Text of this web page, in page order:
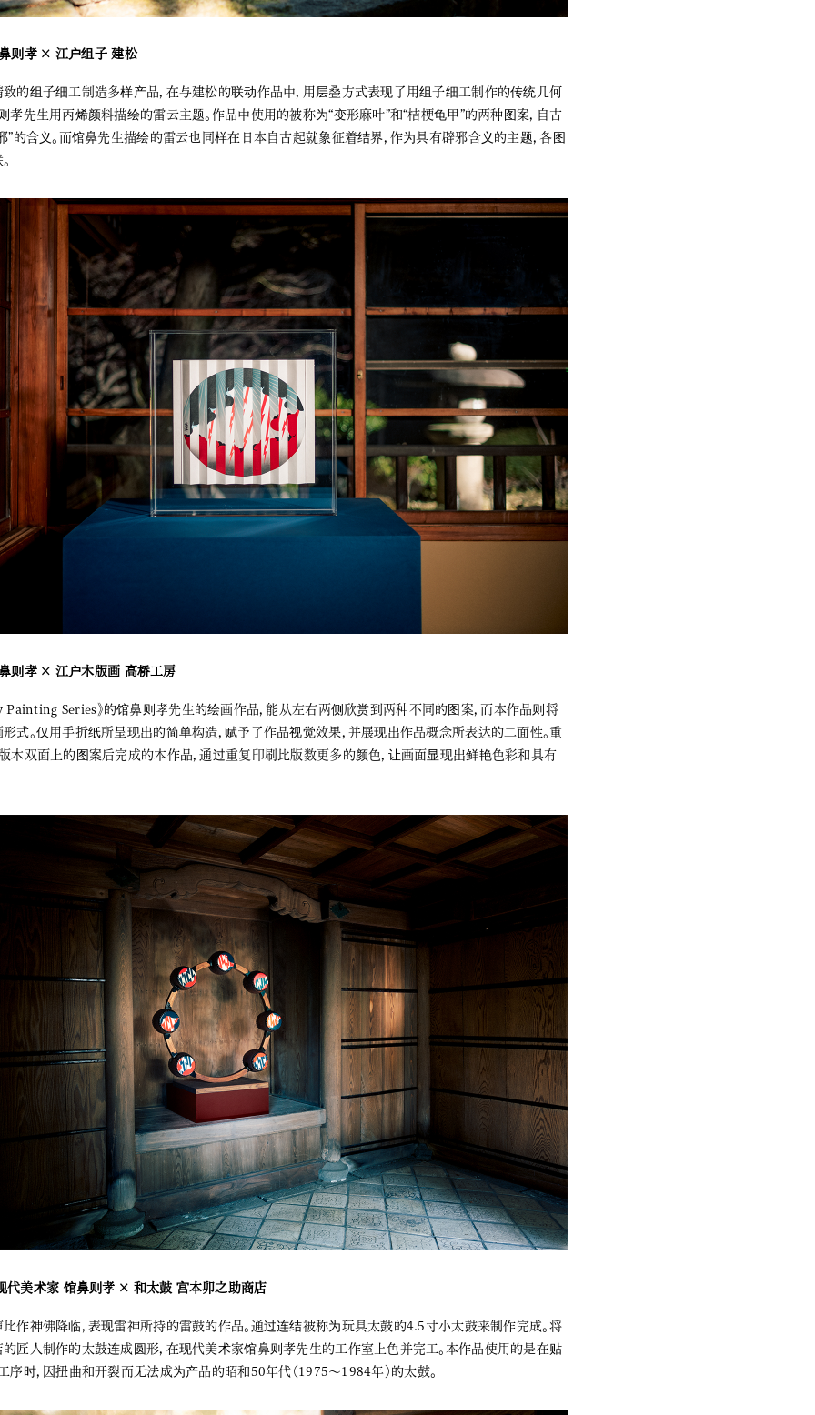
则孝 × 江户组子 建松
的组子细工制造多样产品，在与建松的联动作品中，用层叠方式表现了用组子细工制作的传统几何
孝先生用丙烯颜料描绘的雷云主题。作品中使用的被称为“变形麻叶”和“桔梗龟甲”的两种图案，自古
”的含义。而馆鼻先生描绘的雷云也同样在日本自古起就象征着结界，作为具有辟邪含义的主题，各图
则孝 × 江户木版画 高桥工房
Painting Series》的馆鼻则孝先生的绘画作品，能从左右两侧欣赏到两种不同的图案，而本作品则将
式。仅用手折纸所呈现出的简单构造，赋予了作品视觉效果，并展现出作品概念所表达的二面性。重
木双面上的图案后完成的本作品，通过重复印刷比版数更多的颜色，让画面显现出鲜艳色彩和具有
代美术家 馆鼻则孝 × 和太鼓 宫本卯之助商店
作神佛降临，表现雷神所持的雷鼓的作品。通过连结被称为玩具太鼓的4.5寸小太鼓来制作完成。将
匠人制作的太鼓连成圆形，在现代美术家馆鼻则孝先生的工作室上色并完工。本作品使用的是在贴
序时，因扭曲和开裂而无法成为产品的昭和50年代（1975～1984年）的太鼓。